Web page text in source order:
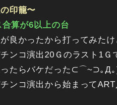
印籠〜
算が6以上の台
良かったから打ってみたけ
ンコ演出20Ｇのラスト1Ｇ
ったらバケだった⊂⌒~⊃｡Д
ンコ演出から始まって